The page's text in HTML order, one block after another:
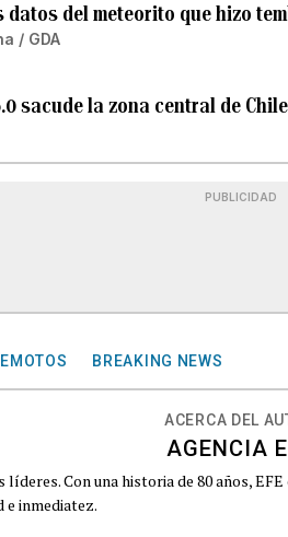
datos del meteorito que hizo
/ GDA
sacude la zona central de Chile
PUBLICIDAD
BREAKING NEWS
ACERCA DEL
AGENCIA
líderes. Con una historia de 80 años,
inmediatez.